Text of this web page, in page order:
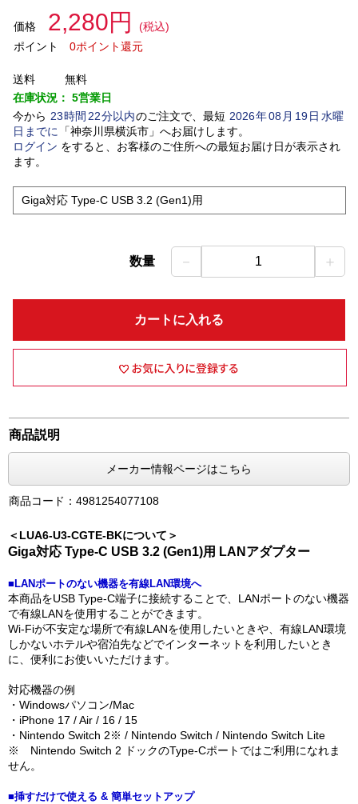
価格 2,280円
(税込)
ポイント
0ポイント還元
送料
無料
在庫状況： 5営業日
今から 23時間 22分以内のご注文で、最短 2026年08 月 19日水曜
日 までに 「神奈川県横浜市」 へお届けします。
ログイン をすると、お客様のご住所への最短お届け日が表示され
ます。
Giga対応 Type-C USB 3.2 (Gen1)用
数量 － 1 ＋
カートに入れる
商品説明
メーカー情報ページはこちら
商品コード：4981254077108
＜LUA6-U3-CGTE-BKについて＞
Giga対応 Type-C USB 3.2 (Gen1)用 LANアダプター
■LANポートのない機器を有線LAN環境へ
本商品をUSB Type-C端子に接続することで、LANポートのない機器
で有線LANを使用することができます。
Wi-Fiが不安定な場所で有線LANを使用したいときや、有線LAN環境
しかないホテルや宿泊先などでインターネットを利用したいとき
に、便利にお使いいただけます。
対応機器の例
・Windowsパソコン/Mac
・iPhone 17 / Air / 16 / 15
・Nintendo Switch 2※ / Nintendo Switch / Nintendo Switch Lite
※ Nintendo Switch 2 ドックのType-Cポートではご利用になれま
せん。
■挿すだけで使える & 簡単セットアップ